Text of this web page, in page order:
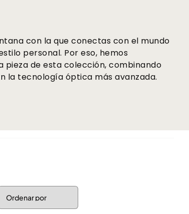
con la que conectas con el mundo
personal. Por eso, hemos
pieza de esta colección, combinando
la tecnología óptica más avanzada.